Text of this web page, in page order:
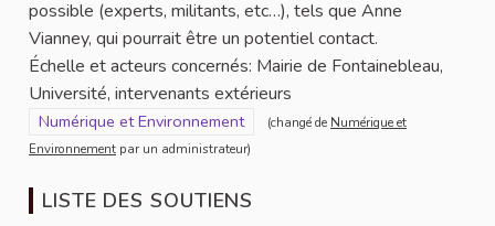
possible (experts, militants, etc…), tels que Anne
Vianney, qui pourrait être un potentiel contact.
Échelle et acteurs concernés: Mairie de Fontainebleau,
Université, intervenants extérieurs
Filtrer les résultats pour le secteur : Numérique et
Numérique et Environnement (changé de Numérique et
Environnement par un administrateur)
LISTE DES SOUTIENS